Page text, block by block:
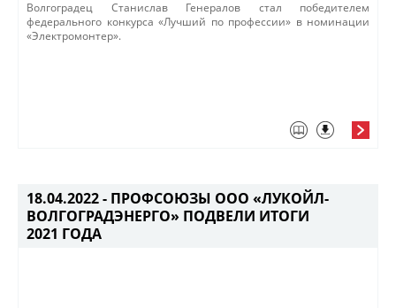
Волгоградец Станислав Генералов стал победителем
федерального конкурса «Лучший по профессии» в номинации
«Электромонтер».
18.04.2022 - ПРОФСОЮЗЫ ООО «ЛУКОЙЛ-
ВОЛГОГРАДЭНЕРГО» ПОДВЕЛИ ИТОГИ
2021 ГОДА